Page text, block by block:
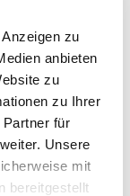
zu
anbieten
zu
zu Ihrer
für
Unsere
mit
bereitgestellt